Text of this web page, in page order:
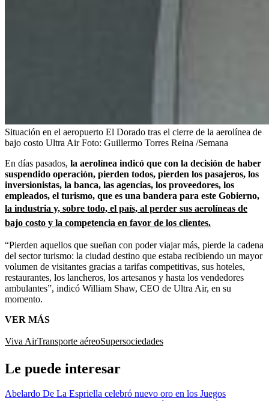
Situación en el aeropuerto El Dorado tras el cierre de la aerolínea de
bajo costo Ultra AirFoto: Guillermo Torres Reina /Semana
En días pasados, la aerolínea indicó que con la decisión de haber
suspendido operación, pierden todos, pierden los pasajeros, los
inversionistas, la banca, las agencias, los proveedores, los
empleados, el turismo, que es una bandera para este Gobierno,
la industria y, sobre todo, el país, al perder sus aerolíneas de
bajo costo y la competencia en favor de los clientes.
“Pierden aquellos que sueñan con poder viajar más, pierde la cadena
del sector turismo: la ciudad destino que estaba recibiendo un mayor
volumen de visitantes gracias a tarifas competitivas, sus hoteles,
restaurantes, los lancheros, los artesanos y hasta los vendedores
ambulantes”, indicó William Shaw, CEO de Ultra Air, en su
momento.
VER MÁS
Viva AirTransporte aéreoSupersociedades
Le puede interesar
Abelardo De La Espriella celebró nuevo oro en los Juegos